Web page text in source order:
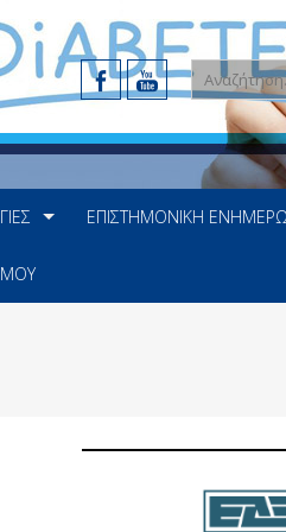
ΕΠΙΣΤΗΜΟΝΙΚΉ
ΜΟΥ